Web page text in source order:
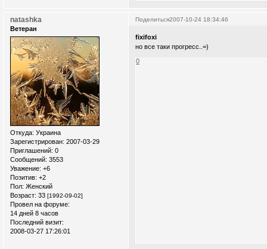
Поделиться2007-10-24 18:34:46
natashka
Ветеран
Откуда: Украина
Зарегистрирован: 2007-03-29
Приглашений: 0
Сообщений: 3553
Уважение: +6
Позитив: +2
Пол: Женский
Возраст: 33 [1992-09-02]
Провел на форуме:
14 дней 8 часов
Последний визит:
2008-03-27 17:26:01
fixifoxi
но все таки прогресс..=)
0